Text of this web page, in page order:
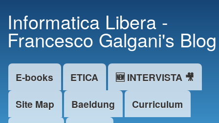
main
content
Informatica Libera -
Francesco Galgani's Blog
Main menu
E-books ETICA
🆕 INTERVISTA 🎥
Site Map
Baeldung
Curriculum